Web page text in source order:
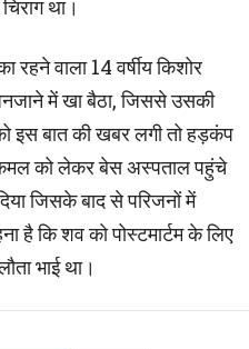
था।
रहने वाला 14 वर्षीय किशोर
में खा बैठा, जिससे उसकी
इस बात की खबर लगी तो हड़कंप
कमल को लेकर बेस अस्पताल पहुंचे
जिसके बाद से परिजनों में
है कि शव को पोस्टमार्टम के लिए
भाई था।